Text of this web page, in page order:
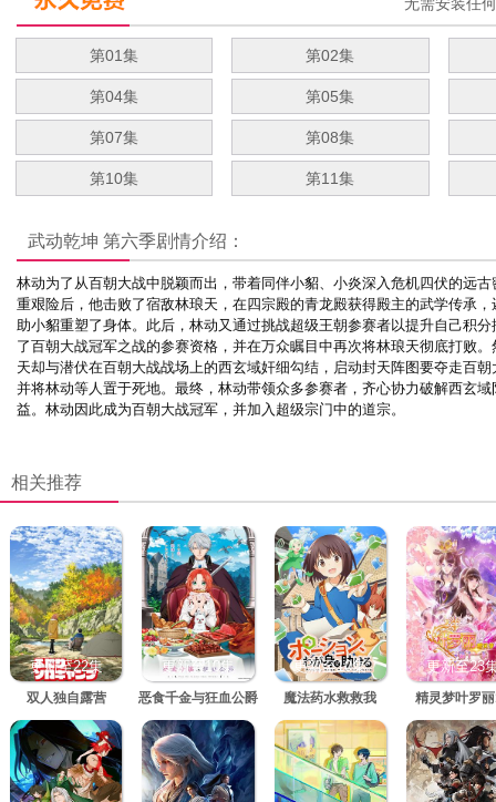
第01集 第02集
第04集 第05集
第07集 第08集
第10集 第11集
武动乾坤 第六季剧情介绍：
林动为了从百朝大战中脱颖而出，带着同伴小貂、小炎深入危机四伏的远
重艰险后，他击败了宿敌林琅天，在四宗殿的青龙殿获得殿主的武学传承
助小貂重塑了身体。此后，林动又通过挑战超级王朝参赛者以提升自己积
了百朝大战冠军之战的参赛资格，并在万众瞩目中再次将林琅天彻底打败
天却与潜伏在百朝大战战场上的西玄域奸细勾结，启动封天阵图要夺走百
并将林动等人置于死地。最终，林动带领众多参赛者，齐心协力破解西玄
益。林动因此成为百朝大战冠军，并加入超级宗门中的道宗。
相关推荐
更新至22集
双人独自露营
更新至10集
恶食千金与狂血公爵
更新至10集
魔法药水救救我
更新至23
精灵梦叶罗